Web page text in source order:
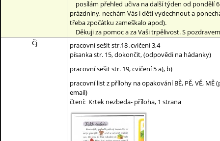
posílám přehled učiva na další týden od pondělí
prázdniny, nechám Vás i děti vydechnout a
třeba zpočátku zameškalo apod).
Děkuji za pomoc a za Vaši trpělivost. S
Čj
pracovní sešit str.18 ,cvičení 3,4
písanka str. 15, dokončit, (odpovědi na hádanky)
pracovní sešit str. 19, cvičení 5 a), b)
pracovní list z přílohy na opakování BĚ, PĚ, VĚ,
email)
čtení: Krtek nezbeda- příloha, 1 strana